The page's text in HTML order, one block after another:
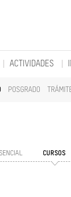
POSGRADO
ACTIVIDADES
CURSOS